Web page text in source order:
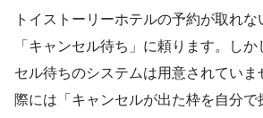
トイストーリーホテルの予約が取れ
「キャンセル待ち」に頼ります。し
セル待ちのシステムは用意されていま
際には「キャンセルが出た枠を自分で